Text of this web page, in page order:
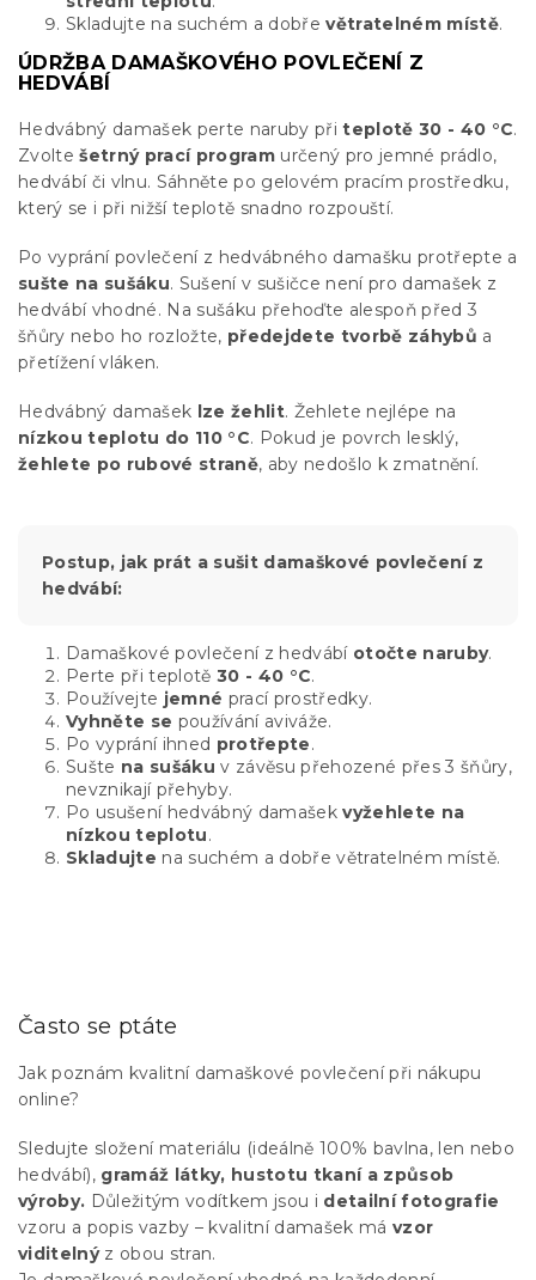
Skladujte na suchém a dobřevětratelném místě.
ÚDRŽBA DAMAŠKOVÉHO POVLEČENÍ Z
HEDVÁBÍ
Hedvábný damašek perte naruby přiteplotě 30 - 40 °C.
Zvoltešetrný prací program určený pro jemné prádlo,
hedvábí či vlnu. Sáhněte po gelovém pracím prostředku,
který se i při nižší teplotě snadno rozpouští.
Po vyprání povlečení z hedvábného damašku protřepte a
sušte na sušáku. Sušení v sušičce není pro damašek z
hedvábí vhodné. Na sušáku přehoďte alespoň před 3
šňůry nebo ho rozložte, předejdete tvorbě záhybů a
přetížení vláken.
Hedvábný damašek lze žehlit. Žehlete nejlépe na
nízkou teplotu do 110 °C. Pokud je povrch lesklý,
žehlete po rubové straně, aby nedošlo k zmatnění.
Postup, jak prát a sušit damaškové povlečení z
hedvábí:
Damaškové povlečení z hedvábí otočte naruby.
Perte při teplotě 30 - 40 °C.
Používejte jemné prací prostředky.
Vyhněte se používání aviváže.
Po vyprání ihned protřepte.
Sušte na sušáku v závěsu přehozené přes 3 šňůry,
nevznikají přehyby.
Po usušení hedvábný damašekvyžehlete na
nízkou teplotu.
Skladujte na suchém a dobře větratelném místě.
Často se ptáte
Jak poznám kvalitní damaškové povlečení při nákupu
online?
Sledujte složení materiálu (ideálně 100% bavlna, len nebo
hedvábí), gramáž látky, hustotu tkaní a způsob
výroby. Důležitým vodítkem jsou i detailní fotografie
vzoru a popis vazby – kvalitní damašek má vzor
viditelnýz obou stran.